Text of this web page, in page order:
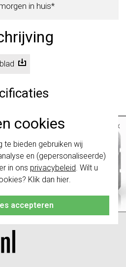
cookies
te bieden gebruiken wij
en (gepersonaliseerde)
in ons privacybeleid . Wilt u
Klik dan hier
accepteren
in huis*
Wit
Ja
VK45 / VK45
Nee
9010
×
Ze zijn
de schakelaars
zodat je